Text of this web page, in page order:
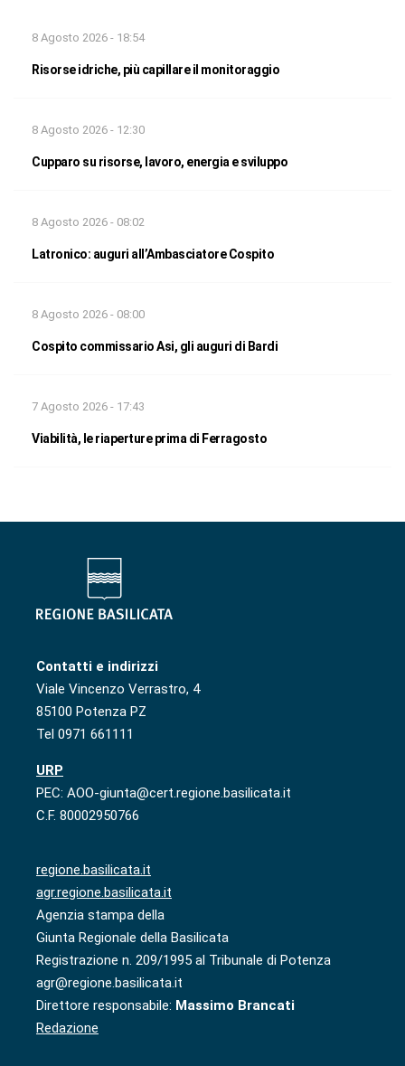
8 Agosto 2026 - 18:54
Risorse idriche, più capillare il monitoraggio
8 Agosto 2026 - 12:30
Cupparo su risorse, lavoro, energia e sviluppo
8 Agosto 2026 - 08:02
Latronico: auguri all’Ambasciatore Cospito
8 Agosto 2026 - 08:00
Cospito commissario Asi, gli auguri di Bardi
7 Agosto 2026 - 17:43
Viabilità, le riaperture prima di Ferragosto
Contatti e indirizzi
Viale Vincenzo Verrastro, 4
85100 Potenza PZ
Tel 0971 661111
URP
PEC: AOO-giunta@cert.regione.basilicata.it
C.F. 80002950766
regione.basilicata.it
agr.regione.basilicata.it
Agenzia stampa della
Giunta Regionale della Basilicata
Registrazione n. 209/1995 al Tribunale di Potenza
agr@regione.basilicata.it
Direttore responsabile: Massimo Brancati
Redazione